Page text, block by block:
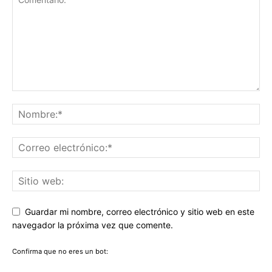
Guardar mi nombre, correo electrónico y sitio web en este
navegador la próxima vez que comente.
Confirma que no eres un bot: